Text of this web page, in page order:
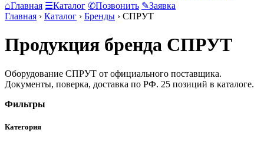
⌂Главная ☰Каталог ✆Позвонить ✎Заявка
Главная › Каталог › Бренды › СПРУТ
Продукция бренда СПРУТ
Оборудование СПРУТ от официального поставщика.
Документы, поверка, доставка по РФ. 25 позиций в каталоге.
Фильтры
Категория